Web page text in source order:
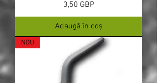
Preț
3,50 GBP
Adaugă în coș
NOU